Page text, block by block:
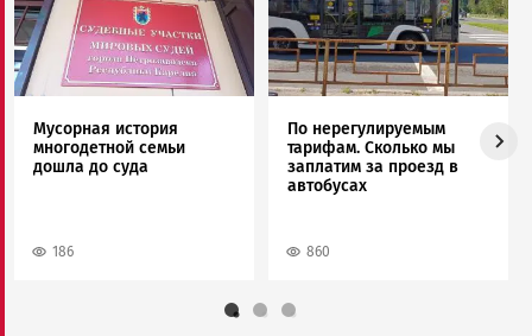
Мусорная история
многодетной семьи
дошла до суда
186
По нерегулируемым
тарифам. Сколько мы
заплатим за проезд в
автобусах
860